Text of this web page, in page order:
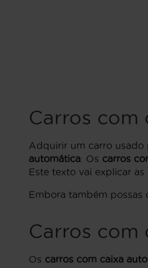
Carros com
Adquirir um carro usado
automática . Os carros
Este texto vai explicar
Embora também possas
Carros com
Os carros com caixa